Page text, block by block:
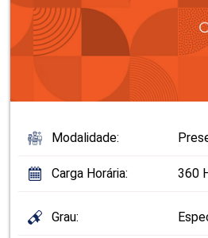
Modalidade:
Carga Horária: 360
Grau: